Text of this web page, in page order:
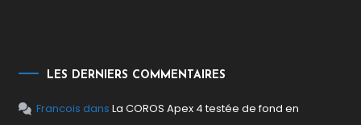
LES DERNIERS COMMENTAIRES
Francois dansLa COROS Apex 4 testée de fond en